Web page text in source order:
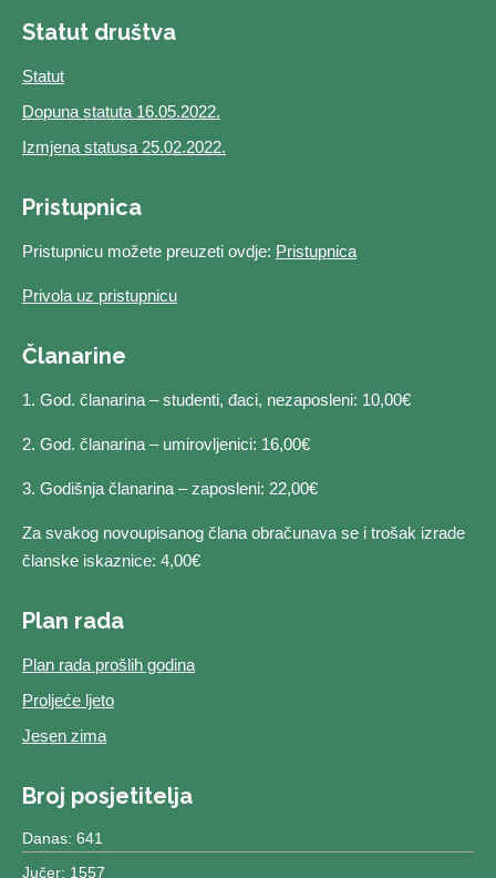
Statut društva
Statut
Dopuna statuta 16.05.2022.
Izmjena statusa 25.02.2022.
Pristupnica
Pristupnicu možete preuzeti ovdje: Pristupnica
Privola uz pristupnicu
Članarine
1. God. članarina – studenti, đaci, nezaposleni: 10,00€
2. God. članarina – umirovljenici: 16,00€
3. Godišnja članarina – zaposleni: 22,00€
Za svakog novoupisanog člana obračunava se i trošak izrade
članske iskaznice: 4,00€
Plan rada
Plan rada prošlih godina
Proljeće ljeto
Jesen zima
Broj posjetitelja
Danas: 641
Jučer: 1557